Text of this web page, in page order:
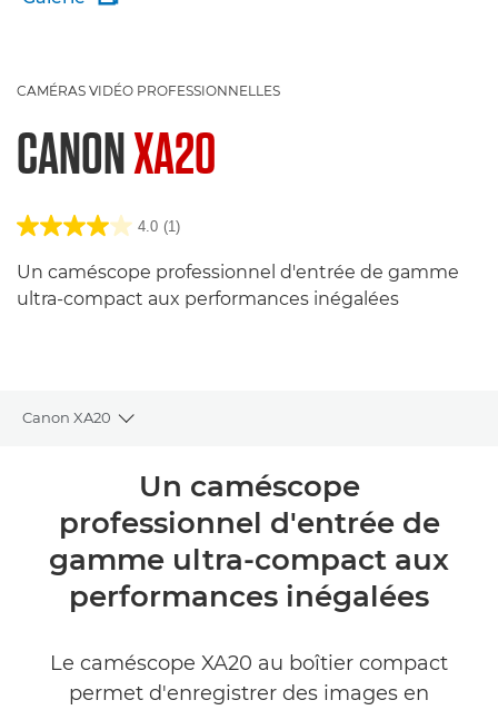
CAMÉRAS VIDÉO PROFESSIONNELLES
CANONXA20
4.0 (1)
Un caméscope professionnel d'entrée de gamme
ultra-compact aux performances inégalées
Canon XA20
Toggle breadcrumbs
Caractéristiques
Commentaires
Un caméscope
professionnel d'entrée de
gamme ultra-compact aux
performances inégalées
Le caméscope XA20 au boîtier compact
permet d'enregistrer des images en